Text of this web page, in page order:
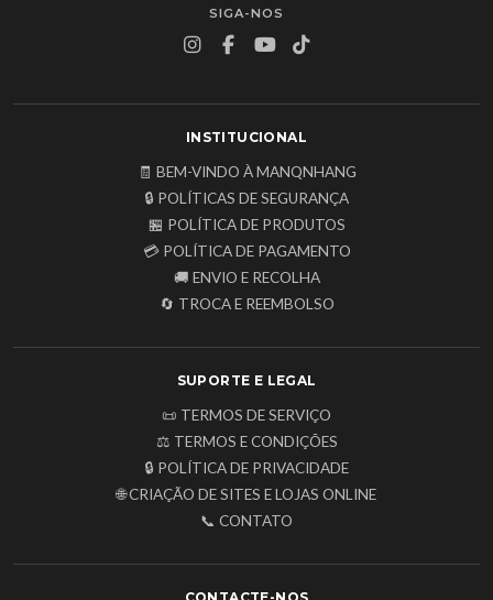
SIGA-NOS
INSTITUCIONAL
🧾 BEM-VINDO À MANQNHANG
🔒 POLÍTICAS DE SEGURANÇA
🏪 POLÍTICA DE PRODUTOS
💳 POLÍTICA DE PAGAMENTO
🚚 ENVIO E RECOLHA
🔄 TROCA E REEMBOLSO
SUPORTE E LEGAL
📜 TERMOS DE SERVIÇO
⚖️ TERMOS E CONDIÇÕES
🔒 POLÍTICA DE PRIVACIDADE
🌐 CRIAÇÃO DE SITES E LOJAS ONLINE
📞 CONTATO